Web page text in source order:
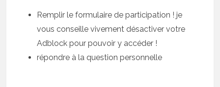
Remplir le formulaire de participation ! je
vous conseille vivement désactiver votre
Adblock pour pouvoir y accéder !
répondre à la question personnelle